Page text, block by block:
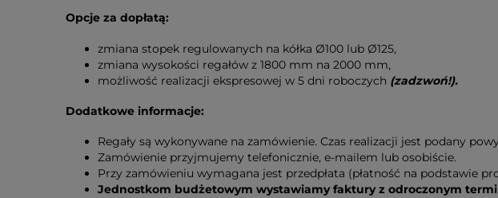
Opcje za dopłatą:
zmiana stopek regulowanych na kółka Ø100 lub Ø125,
zmiana wysokości regałów z 1800 mm na 2000 mm,
możliwość realizacji ekspresowej w 5 dni roboczych (zadzwoń!).
Dodatkowe informacje:
Regały są wykonywane na zamówienie. Czas realizacji jest podany
Zamówienie przyjmujemy telefonicznie, e-mailem lub osobiście.
Przy zamówieniu wymagana jest przedpłata (płatność na podstawie
Jednostkom budżetowym wystawiamy faktury z odroczonym